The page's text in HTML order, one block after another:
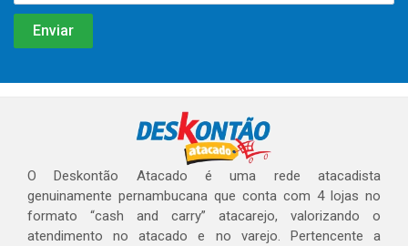
O Deskontão Atacado é uma rede atacadista
genuinamente pernambucana que conta com 4 lojas no
formato “cash and carry” atacarejo, valorizando o
atendimento no atacado e no varejo. Pertencente a